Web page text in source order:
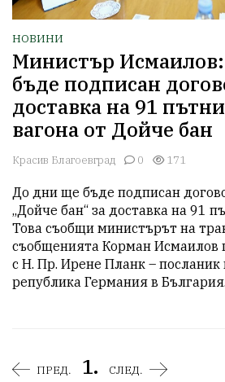
НОВИНИ
Министър
бъде подписан
доставка на 91
вагона от Дойче бан
Красив Благоевград 0 171
До дни ще бъде подписан
„Дойче бан“ за доставка на 91
Това съобщи министърът на
съобщенията Корман Исмаилов
с Н. Пр. Ирене Планк –
република Германия в България.
ПРЕД. 1. СЛЕД.